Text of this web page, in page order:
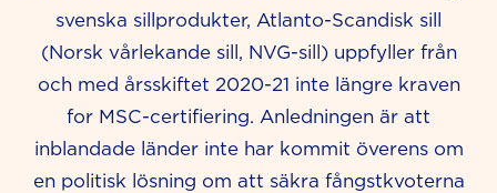
svenska sillprodukter, Atlanto-Scandisk sill
(Norsk vårlekande sill, NVG-sill) uppfyller från
och med årsskiftet 2020-21 inte längre kraven
for MSC-certifiering. Anledningen är att
inblandade länder inte har kommit överens om
en politisk lösning om att säkra fångstkvoterna